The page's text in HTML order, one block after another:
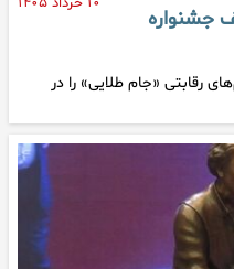
جشنواره
رقابتی «جام طلایی» را در